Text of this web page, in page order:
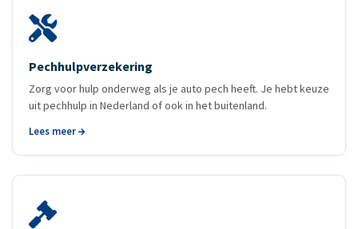
Pechhulp­verzekering
Zorg voor hulp onderweg als je auto pech heeft. Je hebt keuze
uit pechhulp in Nederland of ook in het buitenland.
Lees meer